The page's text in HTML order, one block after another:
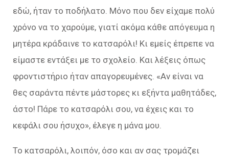
εδώ, ήταν το ποδήλατο. Μόνο που δεν είχαμε πολύ
χρόνο να το χαρούμε, γιατί ακόμα κάθε απόγευμα η
μητέρα κράδαινε το κατσαρόλι! Κι εμείς έπρεπε να
είμαστε εντάξει με το σχολείο. Και λέξεις όπως
φροντιστήριο ήταν απαγορευμένες. «Αν είναι να
θες σαράντα πέντε μάστορες κι εξήντα μαθητάδες,
άστο! Πάρε το κατσαρόλι σου, να έχεις και το
κεφάλι σου ήσυχο», έλεγε η μάνα μου.
Το κατσαρόλι, λοιπόν, όσο και αν σας τρομάζει